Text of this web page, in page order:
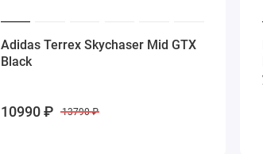
Adidas Terrex Skychaser Mid GTX
Black
10990 ₽ 13790 ₽